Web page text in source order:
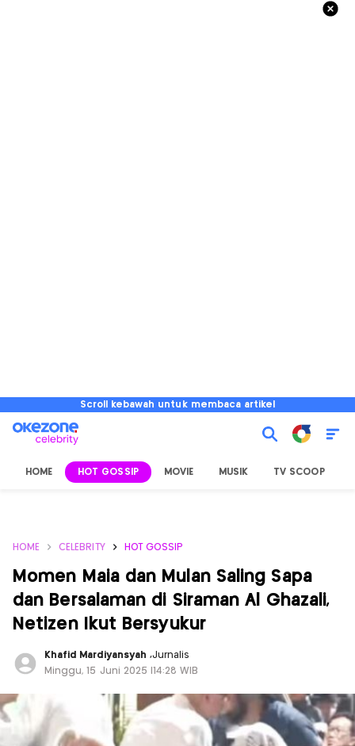
Scroll kebawah untuk membaca artikel
HOME HOT GOSSIP MOVIE MUSIK TV SCOOP
HOME CELEBRITY HOT GOSSIP
Momen Maia dan Mulan Saling Sapa
dan Bersalaman di Siraman Al Ghazali,
Netizen Ikut Bersyukur
Khafid Mardiyansyah ,Jurnalis
Minggu, 15 Juni 2025 |14:28 WIB